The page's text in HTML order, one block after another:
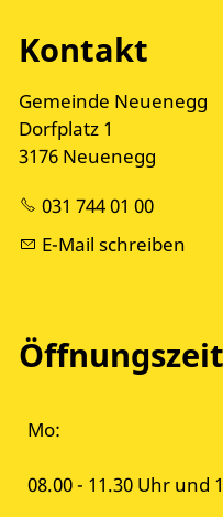
Kontakt
Gemeinde Neuenegg
Dorfplatz 1
3176 Neuenegg
031 744 01 00
E-Mail schreiben
Mo:
08.00 - 11.30 Uhr und